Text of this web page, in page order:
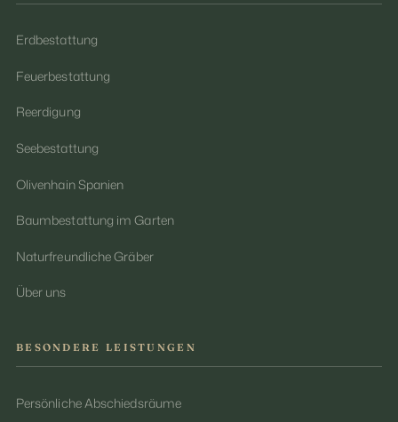
Erdbestattung
Feuerbestattung
Reerdigung
Seebestattung
Olivenhain Spanien
Baumbestattung im Garten
Naturfreundliche Gräber
Über uns
BESONDERE LEISTUNGEN
Persönliche Abschiedsräume